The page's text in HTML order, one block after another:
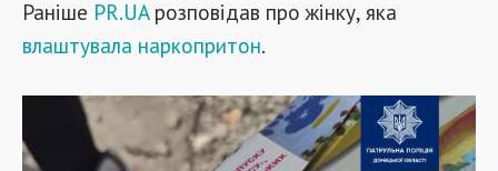
Раніше PR.UAрозповідав про жінку, яка
влаштувала наркопритон.